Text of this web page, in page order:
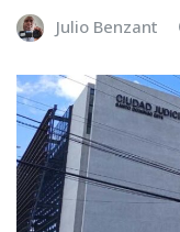
Julio Benzant